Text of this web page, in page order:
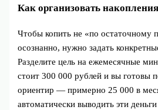
Как организовать
Чтобы копить не «по остаточному
осознанно, нужно задать
Разделите цель на ежемесячные
стоит 300 000 рублей и вы готовы
ориентир — примерно 25 000 в
автоматически выводить эти